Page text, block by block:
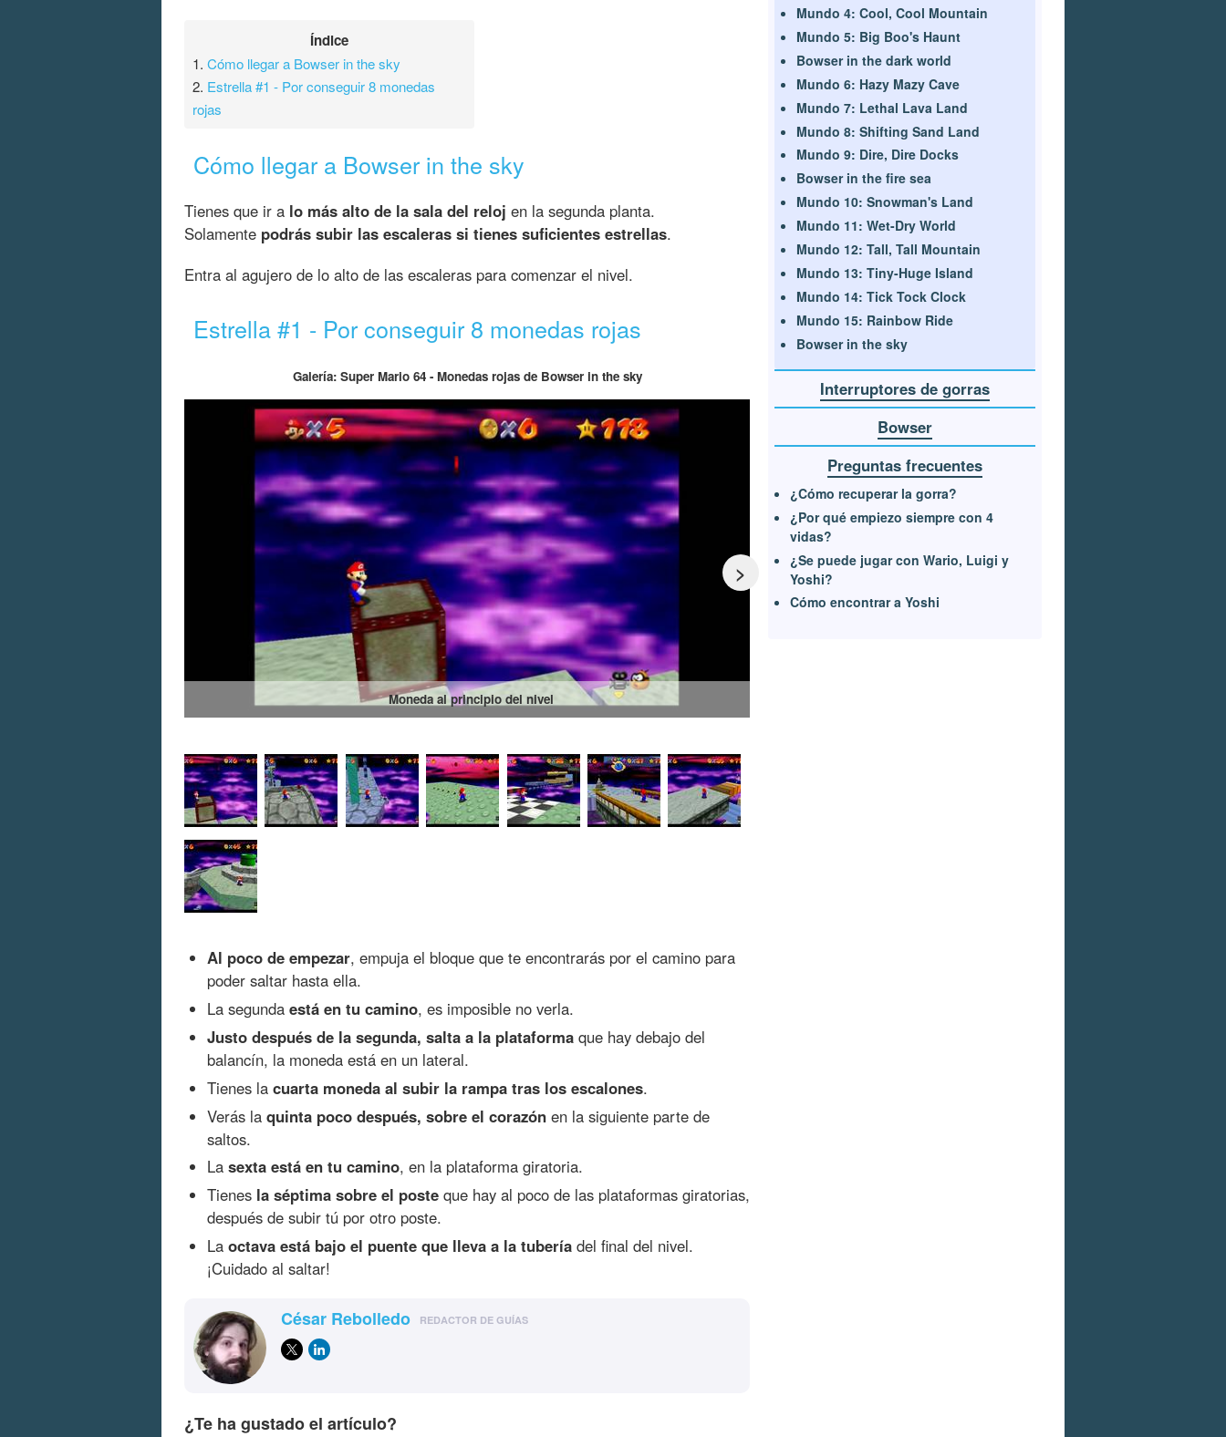
Índice
1.Cómo llegar a Bowser in the sky
2. Estrella #1 - Por conseguir 8 monedas
rojas
Cómo llegar a Bowser in the sky
Tienes que ir a lo más alto de la sala del reloj en la segunda planta.
Solamente podrás subir las escaleras si tienes suficientes estrellas.
Entra al agujero de lo alto de las escaleras para comenzar el nivel.
Estrella #1 - Por conseguir 8 monedas rojas
Galería: Super Mario 64 - Monedas rojas de Bowser in the sky
>
Moneda al principio del nivel
Al poco de empezar, empuja el bloque que te encontrarás por el camino para
poder saltar hasta ella.
La segunda está en tu camino, es imposible no verla.
Justo después de la segunda, salta a la plataforma que hay debajo del
balancín, la moneda está en un lateral.
Tienes la cuarta moneda al subir la rampa tras los escalones.
Verás la quinta poco después, sobre el corazón en la siguiente parte de
saltos.
La sexta está en tu camino, en la plataforma giratoria.
Tienes la séptima sobre el poste que hay al poco de las plataformas giratorias,
después de subir tú por otro poste.
La octava está bajo el puente que lleva a la tubería del final del nivel.
¡Cuidado al saltar!
César Rebolledo REDACTOR DE GUÍAS
¿Te ha gustado el artículo?
Mundo 4: Cool, Cool Mountain
Mundo 5: Big Boo's Haunt
Bowser in the dark world
Mundo 6: Hazy Mazy Cave
Mundo 7: Lethal Lava Land
Mundo 8: Shifting Sand Land
Mundo 9: Dire, Dire Docks
Bowser in the fire sea
Mundo 10: Snowman's Land
Mundo 11: Wet-Dry World
Mundo 12: Tall, Tall Mountain
Mundo 13: Tiny-Huge Island
Mundo 14: Tick Tock Clock
Mundo 15: Rainbow Ride
Bowser in the sky
Interruptores de gorras
Bowser
Preguntas frecuentes
¿Cómo recuperar la gorra?
¿Por qué empiezo siempre con 4
vidas?
¿Se puede jugar con Wario, Luigi y
Yoshi?
Cómo encontrar a Yoshi